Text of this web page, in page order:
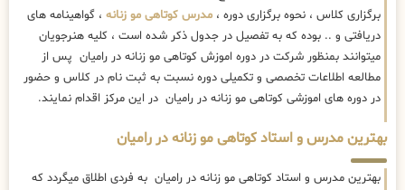
برگزاری کلاس ، نحوه برگزاری دوره ، مدرس کوتاهی مو زنانه ، گواهینامه های
دریافتی و .. بوده که به تفصیل در جدول ذکر شده است ، کلیه هنرجویان
میتوانند بمنظور شرکت در دوره اموزش کوتاهی مو زنانه در رامیان پس از
مطالعه اطلاعات تخصصی و تکمیلی دوره نسبت به ثبت نام در کلاس و حضور
در دوره های اموزشی کوتاهی مو زنانه در رامیان در این مرکز اقدام نمایند.
بهترین مدرس و استاد کوتاهی مو زنانه در رامیان
بهترین مدرس و استاد کوتاهی مو زنانه در رامیان به فردی اطلاق میگردد که